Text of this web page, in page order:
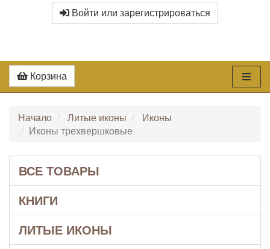
Войти или зарегистрироваться
Корзина
Начало Литые иконы
Иконы
Иконы трехвершковые
ВСЕ ТОВАРЫ
КНИГИ
ЛИТЫЕ ИКОНЫ